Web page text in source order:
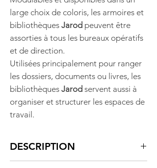
large choix de coloris, les armoires et
bibliothèques Jarod peuvent être
assorties à tous les bureaux opératifs
et de direction.
Utilisées principalement pour ranger
les dossiers, documents ou livres, les
bibliothèques Jarod servent aussi à
organiser et structurer les espaces de
travail.
DESCRIPTION